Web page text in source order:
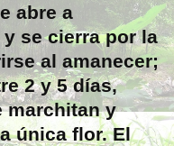
abre a
se cierra por la
al amanecer;
2 y 5 días,
marchitan y
única flor. El